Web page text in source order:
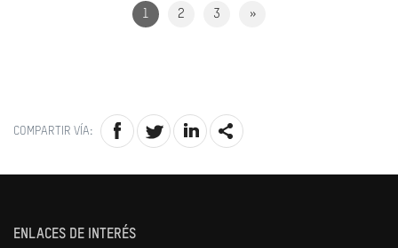
1 2 3 »
COMPARTIR VÍA:
ENLACES DE INTERÉS